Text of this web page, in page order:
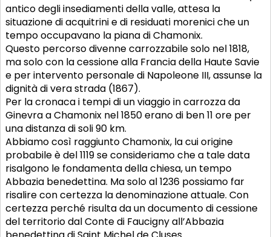
antico degli insediamenti della valle, attesa la
situazione di acquitrini e di residuati morenici che un
tempo occupavano la piana di Chamonix.
Questo percorso divenne carrozzabile solo nel 1818,
ma solo con la cessione alla Francia della Haute Savie
e per intervento personale di Napoleone III, assunse la
dignità di vera strada (1867).
Per la cronaca i tempi di un viaggio in carrozza da
Ginevra a Chamonix nel 1850 erano di ben 11 ore per
una distanza di soli 90 km.
Abbiamo così raggiunto Chamonix, la cui origine
probabile è del 1119 se consideriamo che a tale data
risalgono le fondamenta della chiesa, un tempo
Abbazia benedettina. Ma solo al 1236 possiamo far
risalire con certezza la denominazione attuale. Con
certezza perché risulta da un documento di cessione
del territorio dal Conte di Faucigny all’Abbazia